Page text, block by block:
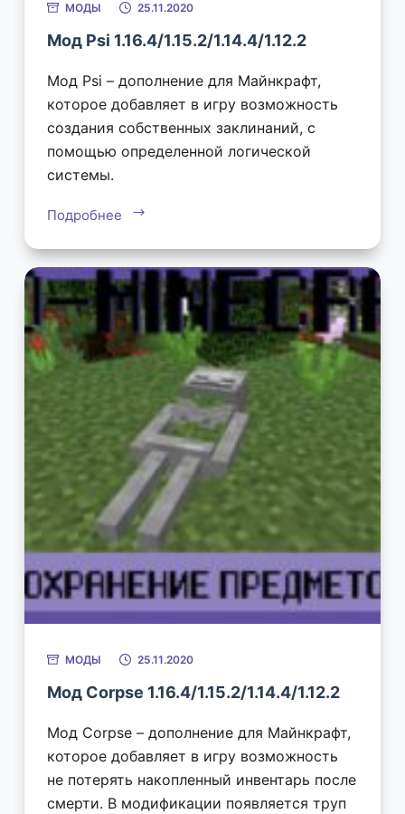
МОДЫ 25.11.2020
Мод Psi 1.16.4/1.15.2/1.14.4/1.12.2
Мод Psi – дополнение для Майнкрафт,
которое добавляет в игру возможность
создания собственных заклинаний, с
помощью определенной логической
системы.
Подробнее
МОДЫ 25.11.2020
Мод Corpse 1.16.4/1.15.2/1.14.4/1.12.2
Мод Corpse – дополнение для Майнкрафт,
которое добавляет в игру возможность
не потерять накопленный инвентарь после
смерти. В модификации появляется труп